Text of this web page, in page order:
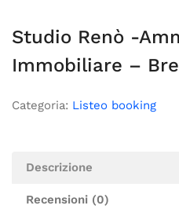
Studio Renò -
Immobiliare –
Categoria: Listeo booking
Descrizione
Recensioni (0)